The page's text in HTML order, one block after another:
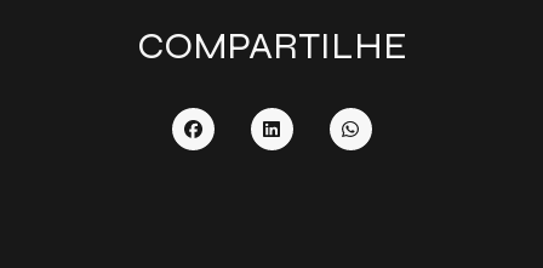
COMPARTILHE